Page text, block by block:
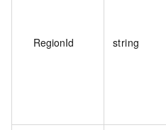
RegionId string